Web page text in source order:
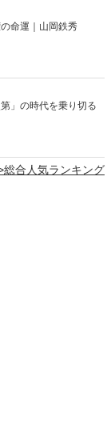
命運｜山岡鉄秀
」の時代を乗り切る
総合人気ランキング